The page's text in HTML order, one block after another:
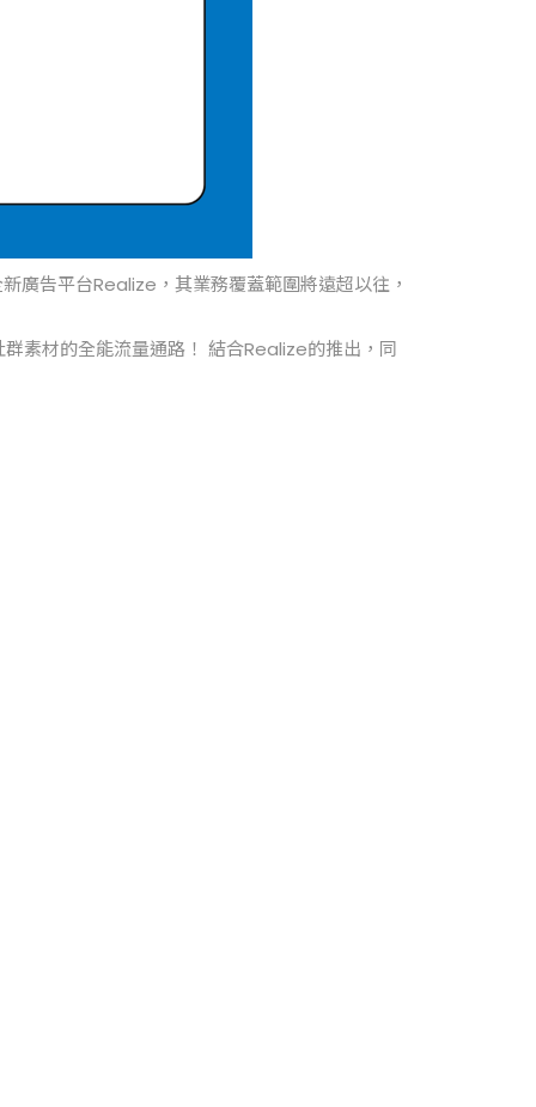
廣告平台Realize，其業務覆蓋範圍將遠超以往，
素材的全能流量通路！ 結合Realize的推出，同